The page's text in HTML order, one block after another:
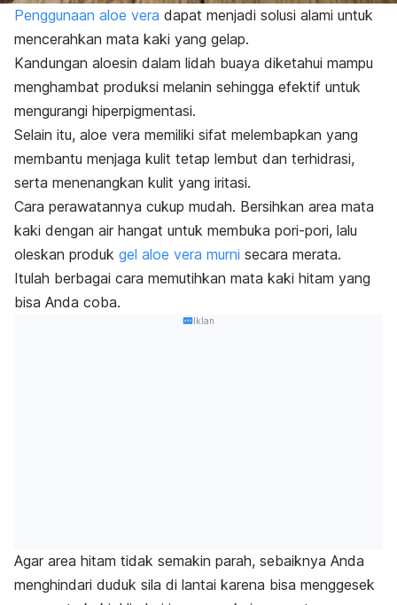
Penggunaan aloe vera dapat menjadi solusi alami untuk
mencerahkan mata kaki yang gelap.
Kandungan aloesin dalam lidah buaya diketahui mampu
menghambat produksi melanin sehingga efektif untuk
mengurangi hiperpigmentasi.
Selain itu, aloe vera memiliki sifat melembapkan yang
membantu menjaga kulit tetap lembut dan terhidrasi,
serta menenangkan kulit yang iritasi.
Cara perawatannya cukup mudah. Bersihkan area mata
kaki dengan air hangat untuk membuka pori-pori, lalu
oleskan produk gel aloe vera murni secara merata.
Itulah berbagai cara memutihkan mata kaki hitam yang
bisa Anda coba.
Iklan
Agar area hitam tidak semakin parah, sebaiknya Anda
menghindari duduk sila di lantai karena bisa menggesek